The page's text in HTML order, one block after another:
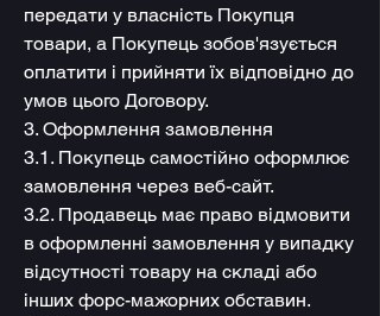
передати у власність Покупця
товари, а Покупець зобов'язується
оплатити і прийняти їх відповідно до
умов цього Договору.
3. Оформлення замовлення
3.1. Покупець самостійно оформлює
замовлення через веб-сайт.
3.2. Продавець має право відмовити
в оформленні замовлення у випадку
відсутності товару на складі або
інших форс-мажорних обставин.